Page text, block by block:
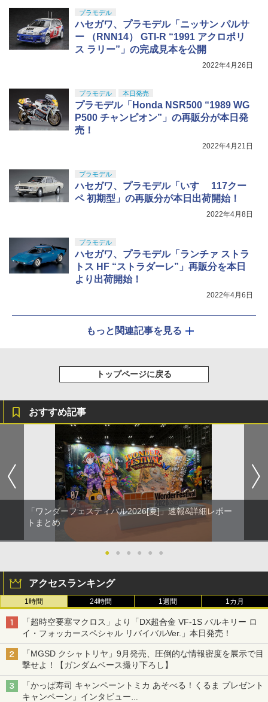
プラモデル
ハセガワ、プラモデル「ニッサン パルサ
ー （RNN14） GTI-R “1991 アクロポリ
ス ラリー”」の完成見本を公開
2022年4月26日
プラモデル 本日発売
プラモデル「Honda NSR500 “1989 WG
P500 チャンピオン”」の再販分が本日発
売！
2022年4月21日
プラモデル
ハセガワ、プラモデル「いすゞ 117クー
ペ 初期型」の再販分が本日出荷開始！
2022年4月8日
プラモデル
ハセガワ、プラモデル「ランチァ ストラ
トス HF “ストラダーレ”」再販分を本日
より出荷開始！
2022年4月6日
もっと関連記事を見る
トップページに戻る
おすすめ記事
「ワンダーフェスティバル2026[夏]」速報&詳細レポー
トまとめ
● ● ● ● ● ●
アクセスランキング
1時間 24時間 1週間 1カ月
「超時空要塞マクロス」より「DX超合金 VF-1S バルキリー ロ
イ・フォッカースペシャル リバイバルVer.」本日発売！
「MGSD クシャトリヤ」9月発売、圧倒的な情報密度を展示で目
撃せよ！【ガンダムベース撮り下ろし】
「かっぱ寿司 キャンペーントミカ あそべる！くるま プレゼント
キャンペーン」インタビュー